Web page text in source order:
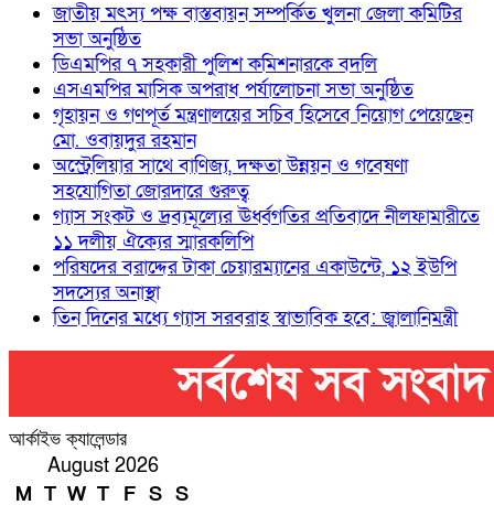
জাতীয় মৎস্য পক্ষ বাস্তবায়ন সম্পর্কিত খুলনা জেলা কমিটির
সভা অনুষ্ঠিত
ডিএমপির ৭ সহকারী পুলিশ কমিশনারকে বদলি
এসএমপির মাসিক অপরাধ পর্যালোচনা সভা অনুষ্ঠিত
গৃহায়ন ও গণপূর্ত মন্ত্রণালয়ের সচিব হিসেবে নিয়োগ পেয়েছেন
মো. ওবায়দুর রহমান
অস্ট্রেলিয়ার সাথে বাণিজ্য, দক্ষতা উন্নয়ন ও গবেষণা
সহযোগিতা জোরদারে গুরুত্ব
গ্যাস সংকট ও দ্রব্যমূল্যের ঊর্ধ্বগতির প্রতিবাদে নীলফামারীতে
১১ দলীয় ঐক্যের স্মারকলিপি
পরিষদের বরাদ্দের টাকা চেয়ারম্যানের একাউন্টে, ১২ ইউপি
সদস্যের অনাস্থা
তিন দিনের মধ্যে গ্যাস সরবরাহ স্বাভাবিক হবে: জ্বালানিমন্ত্রী
আর্কাইভ ক্যালেন্ডার
August 2026
M T W T F S S